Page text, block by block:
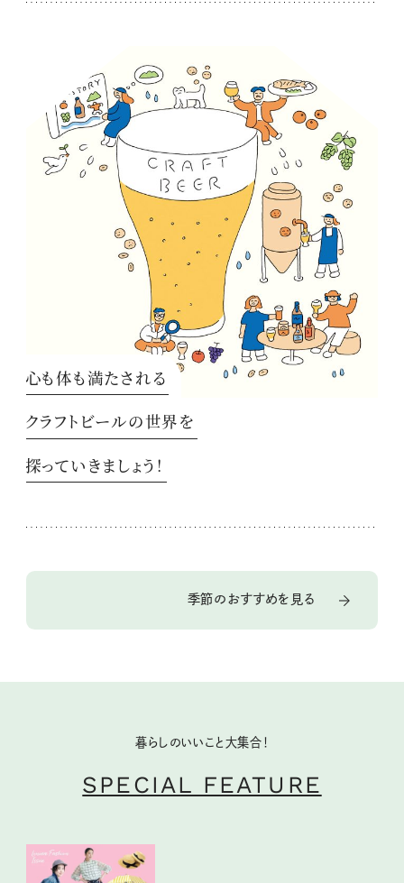
心も体も満たされる
クラフトビールの世界を
探っていきましょう！
季節のおすすめを見る
暮らしのいいこと大集合！
SPECIAL FEATURE